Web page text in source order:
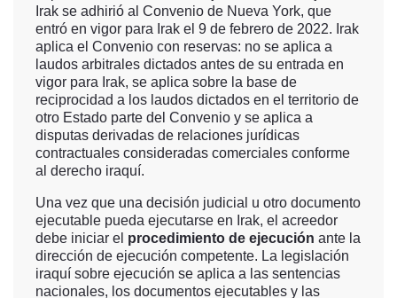
Irak se adhirió al Convenio de Nueva York, que
entró en vigor para Irak el 9 de febrero de 2022. Irak
aplica el Convenio con reservas: no se aplica a
laudos arbitrales dictados antes de su entrada en
vigor para Irak, se aplica sobre la base de
reciprocidad a los laudos dictados en el territorio de
otro Estado parte del Convenio y se aplica a
disputas derivadas de relaciones jurídicas
contractuales consideradas comerciales conforme
al derecho iraquí.
Una vez que una decisión judicial u otro documento
ejecutable pueda ejecutarse en Irak, el acreedor
debe iniciar el procedimiento de ejecución ante la
dirección de ejecución competente. La legislación
iraquí sobre ejecución se aplica a las sentencias
nacionales, los documentos ejecutables y las